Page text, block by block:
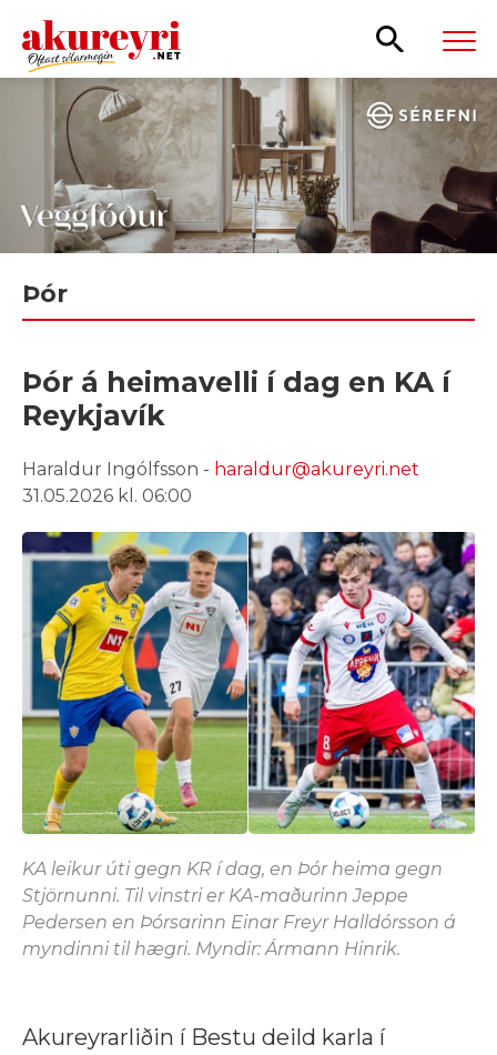
Leita
Þór
Þór á heimavelli í dag en KA í
Reykjavík
Haraldur Ingólfsson - haraldur@akureyri.net
31.05.2026 kl. 06:00
KA leikur úti gegn KR í dag, en Þór heima gegn
Stjörnunni. Til vinstri er KA-maðurinn Jeppe
Pedersen en Þórsarinn Einar Freyr Halldórsson á
myndinni til hægri. Myndir: Ármann Hinrik.
Akureyrarliðin í Bestu deild karla í